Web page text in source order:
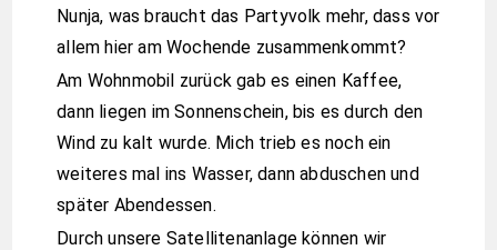
Nunja, was braucht das Partyvolk mehr, dass vor
allem hier am Wochende zusammenkommt?
Am Wohnmobil zurück gab es einen Kaffee,
dann liegen im Sonnenschein, bis es durch den
Wind zu kalt wurde. Mich trieb es noch ein
weiteres mal ins Wasser, dann abduschen und
später Abendessen.
Durch unsere Satellitenanlage können wir